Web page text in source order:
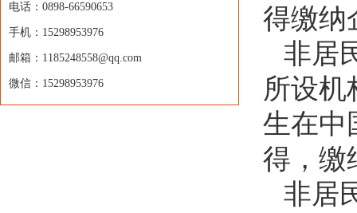
电话：0898-66590653
手机：15298953976
邮箱：1185248558@qq.com
微信：15298953976
得缴纳
非居
所设机
生在中
得，缴
非居